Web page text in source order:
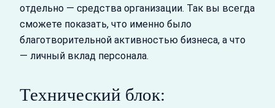
отдельно — средства организации. Так вы всегда
сможете показать, что именно было
благотворительной активностью бизнеса, а что
— личный вклад персонала.
Технический блок: